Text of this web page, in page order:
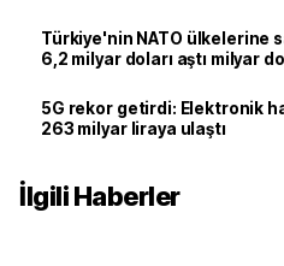
Türkiye'nin NATO ülkelerine
6,2 milyar doları aştı milyar
5G rekor getirdi: Elektronik
263 milyar liraya ulaştı
İlgili Haberler